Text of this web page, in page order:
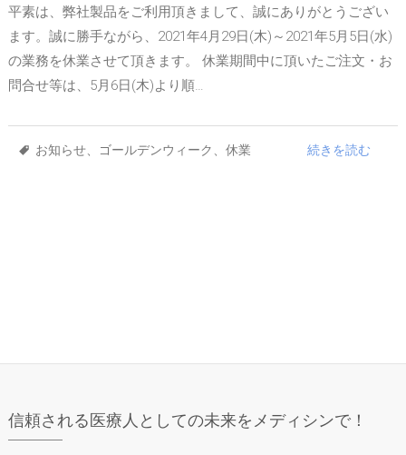
平素は、弊社製品をご利用頂きまして、誠にありがとうござい
ます。誠に勝手ながら、2021年4月29日(木)～2021年5月5日(水)
の業務を休業させて頂きます。 休業期間中に頂いたご注文・お
問合せ等は、5月6日(木)より順…
お知らせ、 ゴールデンウィーク 休業 続きを読む
信頼される医療人としての未来をメディシンで！